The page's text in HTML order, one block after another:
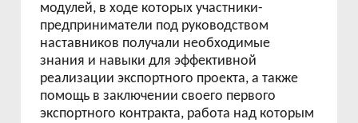
модулей, в ходе которых участники-
предприниматели под руководством
наставников получали необходимые
знания и навыки для эффективной
реализации экспортного проекта, а также
помощь в заключении своего первого
экспортного контракта, работа над которым